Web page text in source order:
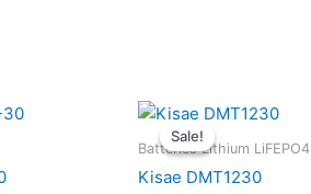
Sale!
Sale!
Batteries Lithium LiFEPO4
Kisae DMT1230